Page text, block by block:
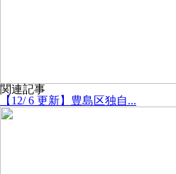
関連記事
【12/ 6 更新】豊島区独自...